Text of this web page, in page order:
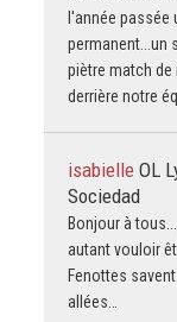
l'année passée
permanent...un
piètre match
derrière notre
isabielle OL
Sociedad
Bonjour à
autant vouloir
Fenottes
allées…